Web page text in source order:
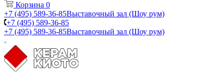
Корзина 0
+7 (495) 589-36-85Выставочный зал (Шоу рум)
+7 (495) 589-36-85
+7 (495) 589-36-85Выставочный зал (Шоу рум)